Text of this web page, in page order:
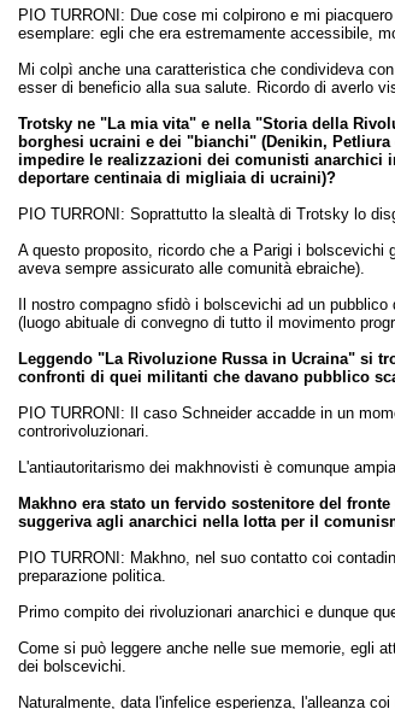
PIO TURRONI: Due cose mi colpirono e mi
esemplare: egli che era estremamente accessibile,
Mi colpì anche una caratteristica che condivideva
esser di beneficio alla sua salute. Ricordo di averlo
Trotsky ne "La mia vita" e nella "Storia della
borghesi ucraini e dei "bianchi" (Denikin,
impedire le realizzazioni dei comunisti anarchici
deportare centinaia di migliaia di ucraini)?
PIO TURRONI: Soprattutto la slealtà di Trotsky lo
A questo proposito, ricordo che a Parigi i bolscevichi
aveva sempre assicurato alle comunità ebraiche).
Il nostro compagno sfidò i bolscevichi ad un
(luogo abituale di convegno di tutto il movimento
Leggendo "La Rivoluzione Russa in Ucraina" si
confronti di quei militanti che davano pubblico
PIO TURRONI: Il caso Schneider accadde in un
controrivoluzionari.
L'antiautoritarismo dei makhnovisti è comunque
Makhno era stato un fervido sostenitore del
suggeriva agli anarchici nella lotta per il
PIO TURRONI: Makhno, nel suo contatto coi
preparazione politica.
Primo compito dei rivoluzionari anarchici e dunque
Come si può leggere anche nelle sue memorie, egli
dei bolscevichi.
Naturalmente, data l'infelice esperienza, l'alleanza